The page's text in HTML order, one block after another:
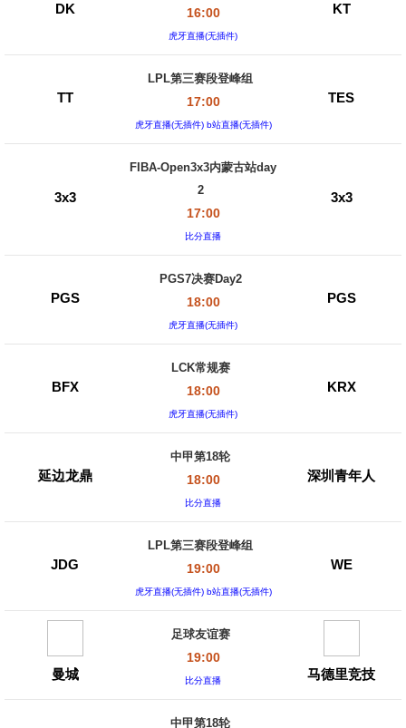
DK 16:00
虎牙直播(无插件)
KT
TT
LPL第三赛段登峰组
17:00
虎牙直播(无插件) b站直播(无插件)
TES
3x3
FIBA-Open3x3内蒙古站day
2
17:00
比分直播
3x3
PGS
PGS7决赛Day2
18:00
虎牙直播(无插件)
PGS
BFX
LCK常规赛
18:00
虎牙直播(无插件)
KRX
延边龙鼎
中甲第18轮
18:00
比分直播
深圳青年人
JDG
LPL第三赛段登峰组
19:00
虎牙直播(无插件) b站直播(无插件)
WE
曼城
足球友谊赛
19:00
比分直播 马德里竞技
中甲第18轮